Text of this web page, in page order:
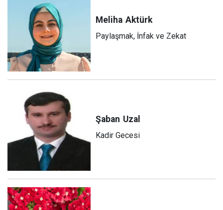
Meliha Aktürk
Paylaşmak, İnfak ve Zekat
Şaban Uzal
Kadir Gecesi